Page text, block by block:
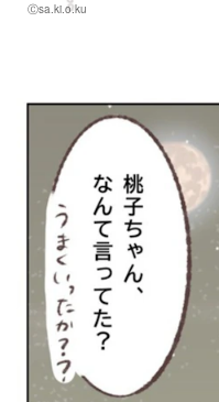
Ⓒsa.ki.o.ku